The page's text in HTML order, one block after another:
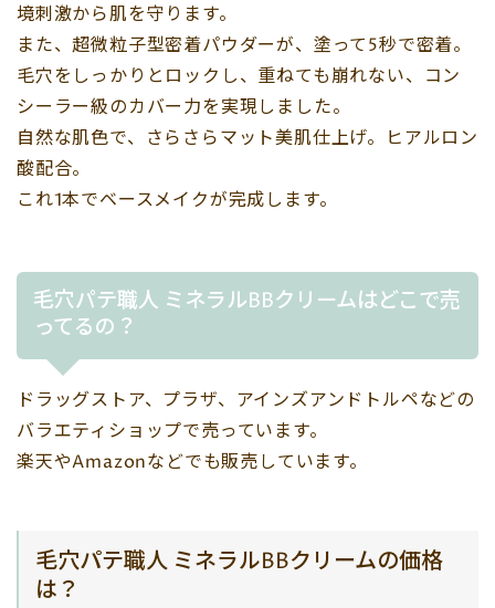
境刺激から肌を守ります。
また、超微粒子型密着パウダーが、塗って5秒で密着。
毛穴をしっかりとロックし、重ねても崩れない、コン
シーラー級のカバー力を実現しました。
自然な肌色で、さらさらマット美肌仕上げ。ヒアルロン
酸配合。
これ1本でベースメイクが完成します。
毛穴パテ職人 ミネラルBBクリームはどこで売
ってるの？
ドラッグストア、プラザ、アインズアンドトルペなどの
バラエティショップで売っています。
楽天やAmazonなどでも販売しています。
毛穴パテ職人 ミネラルBBクリームの価格
は？